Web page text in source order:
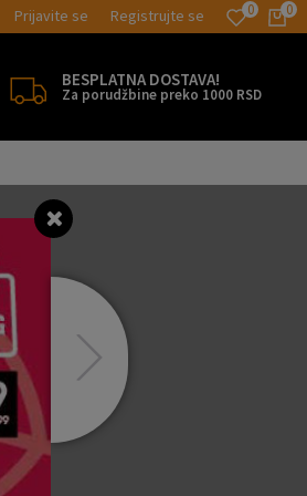
BESPLATNE ISPORUKE! 0
0
Prijavite se Registrujte se
BESPLATNA DOSTAVA!
Za porudžbine preko 1000 RSD